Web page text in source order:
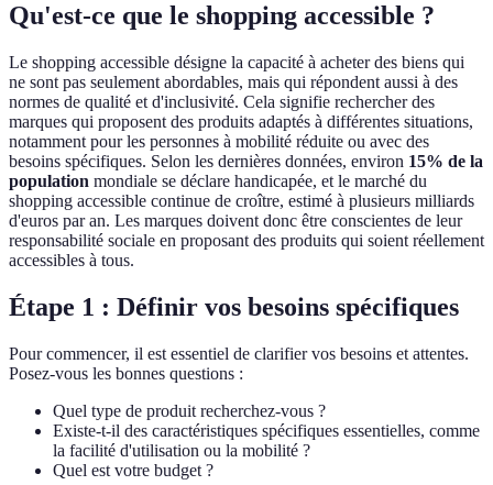
Qu'est-ce que le shopping accessible ?
Le shopping accessible désigne la capacité à acheter des biens qui
ne sont pas seulement abordables, mais qui répondent aussi à des
normes de qualité et d'inclusivité. Cela signifie rechercher des
marques qui proposent des produits adaptés à différentes situations,
notamment pour les personnes à mobilité réduite ou avec des
besoins spécifiques. Selon les dernières données, environ 15% de la
population mondiale se déclare handicapée, et le marché du
shopping accessible continue de croître, estimé à plusieurs milliards
d'euros par an. Les marques doivent donc être conscientes de leur
responsabilité sociale en proposant des produits qui soient réellement
accessibles à tous.
Étape 1 : Définir vos besoins spécifiques
Pour commencer, il est essentiel de clarifier vos besoins et attentes.
Posez-vous les bonnes questions :
Quel type de produit recherchez-vous ?
Existe-t-il des caractéristiques spécifiques essentielles, comme
la facilité d'utilisation ou la mobilité ?
Quel est votre budget ?